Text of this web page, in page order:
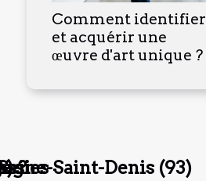
Comment identifier
et acquérir une
œuvre d'art unique ?
Saint-Denis (93)
?